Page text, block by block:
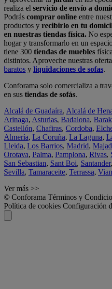
realiza el servicio de envío a
Podrás comprar online entre
productos y recibirlo en tu
en nuestras tiendas física. No
hogar y transformarlo en un
tiene 300 tiendas de muebles
distintos. Aproveche nuestras
baratos y liquidaciones de sofas.
Conforama solo comercializa a
en sus tiendas de sofás.
Alcalá de Guadaíra, Alcalá de
Arinaga, Asturias, Badalona,
Castellón, Chafiras, Cordoba,
Almería, La Coruña, La Laguna,
Lleida, Los Barrios, Madrid,
Orotava, Palma, Pamplona, Rivas,
San Sebastian, Sant Boi, Santander,
Sevilla, Tamaraceite, Terrassa,
Ver más >>
© Conforama Términos y
Política de cookies Configuración